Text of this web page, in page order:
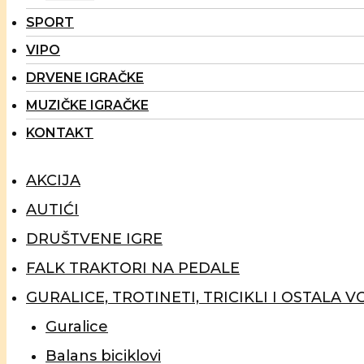
SPORT
VIPO
DRVENE IGRAČKE
MUZIČKE IGRAČKE
KONTAKT
AKCIJA
AUTIĆI
DRUŠTVENE IGRE
FALK TRAKTORI NA PEDALE
GURALICE, TROTINETI, TRICIKLI I OSTALA
Guralice
Balans biciklovi